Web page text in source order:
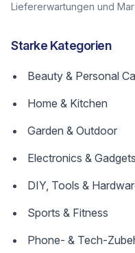
Liefererwartungen und
Starke Kategorien
Beauty & Personal
Home & Kitchen
Garden & Outdoor
Electronics & Gadgets
DIY, Tools &
Sports & Fitness
Phone- & Tech-